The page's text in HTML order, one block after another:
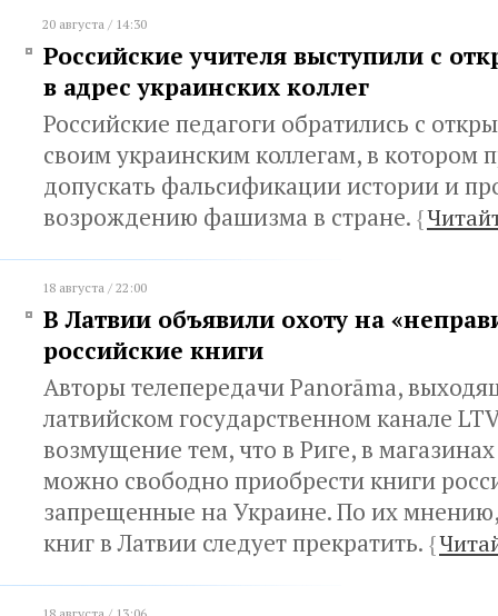
20 августа / 14:30
Российские учителя выступили с
в адрес украинских коллег
Российские педагоги обратились с
своим украинским коллегам, в котором
допускать фальсификации истории и
возрождению фашизма в стране. {
18 августа / 22:00
В Латвии объявили охоту на
российские книги
Авторы телепередачи Panorāma,
латвийском государственном канале
возмущение тем, что в Риге, в
можно свободно приобрести книги
запрещенные на Украине. По их
книг в Латвии следует прекратить. {